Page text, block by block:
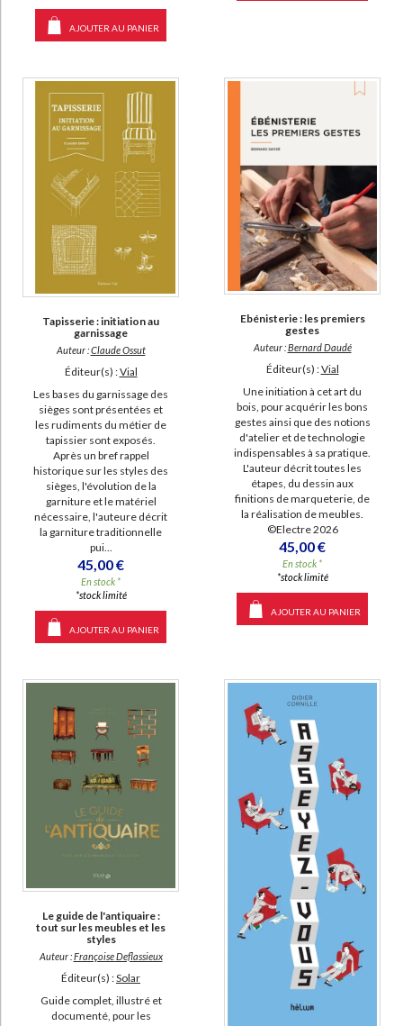
AJOUTER AU PANIER
Tapisserie : initiation au
garnissage
Auteur :Claude Ossut
Éditeur(s) :Vial
Les bases du garnissage des
sièges sont présentées et
les rudiments du métier de
tapissier sont exposés.
Après un bref rappel
historique sur les styles des
sièges, l'évolution de la
garniture et le matériel
nécessaire, l'auteure décrit
la garniture traditionnelle
pui...
45,00 €
En stock *
*stock limité
AJOUTER AU PANIER
Ebénisterie : les premiers
gestes
Auteur :Bernard Daudé
Éditeur(s) :Vial
Une initiation à cet art du
bois, pour acquérir les bons
gestes ainsi que des notions
d'atelier et de technologie
indispensables à sa pratique.
L'auteur décrit toutes les
étapes, du dessin aux
finitions de marqueterie, de
la réalisation de meubles.
©Electre 2026
45,00 €
En stock *
*stock limité
AJOUTER AU PANIER
Le guide de l'antiquaire :
tout sur les meubles et les
styles
Auteur :Françoise Deflassieux
Éditeur(s) :Solar
Guide complet, illustré et
documenté, pour les